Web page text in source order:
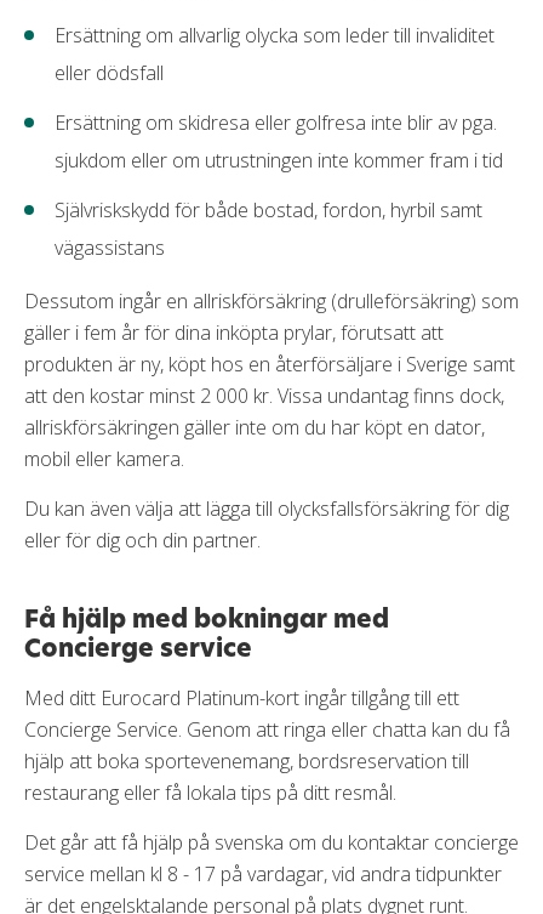
Ersättning om allvarlig olycka som leder till invaliditet
eller dödsfall
Ersättning om skidresa eller golfresa inte blir av pga.
sjukdom eller om utrustningen inte kommer fram i tid
Självriskskydd för både bostad, fordon, hyrbil samt
vägassistans
Dessutom ingår en allriskförsäkring (drulleförsäkring) som
gäller i fem år för dina inköpta prylar, förutsatt att
produkten är ny, köpt hos en återförsäljare i Sverige samt
att den kostar minst 2 000 kr. Vissa undantag finns dock,
allriskförsäkringen gäller inte om du har köpt en dator,
mobil eller kamera.
Du kan även välja att lägga till olycksfallsförsäkring för dig
eller för dig och din partner.
Få hjälp med bokningar med
Concierge service
Med ditt Eurocard Platinum-kort ingår tillgång till ett
Concierge Service. Genom att ringa eller chatta kan du få
hjälp att boka sportevenemang, bordsreservation till
restaurang eller få lokala tips på ditt resmål.
Det går att få hjälp på svenska om du kontaktar concierge
service mellan kl 8 - 17 på vardagar, vid andra tidpunkter
är det engelsktalande personal på plats dygnet runt.